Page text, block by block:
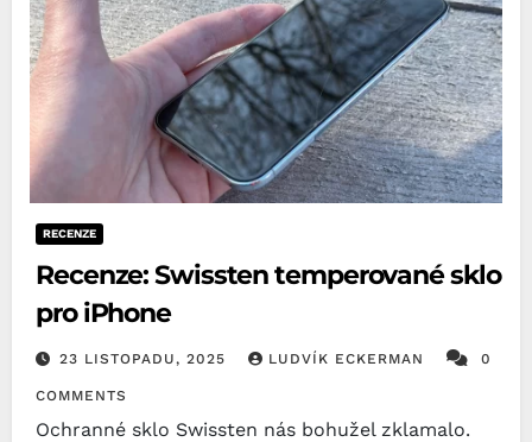
RECENZE
Recenze: Swissten temperované sklo
pro iPhone
23 LISTOPADU, 2025 LUDVÍK ECKERMAN 0
COMMENTS
Ochranné sklo Swissten nás bohužel zklamalo.